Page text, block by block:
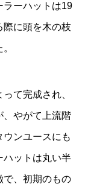
ラーハットは19
際に頭を木の枝
て完成され、
、やがて上流階
ンユースにも
ハットは丸い半
で、初期のもの